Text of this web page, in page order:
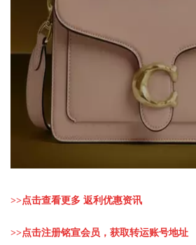
>>点击查看更多 返利优惠资讯
>>点击注册铭宣会员，获取转运账号地址